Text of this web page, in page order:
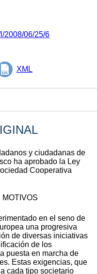
2008/06/25/6
XML
y ciudadanas de
ha aprobado la Ley
Cooperativa
MOTIVOS
en el seno de
una progresiva
de diversas iniciativas
de los
puesta en marcha de
Estas exigencias, que
cada tipo societario